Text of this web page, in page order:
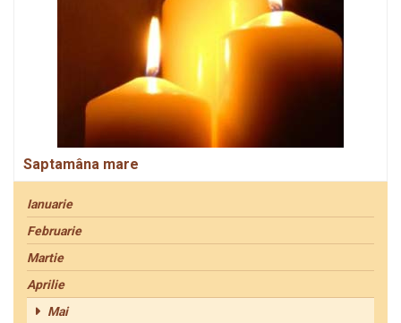
Saptamâna mare
Ianuarie
Februarie
Martie
Aprilie
Mai